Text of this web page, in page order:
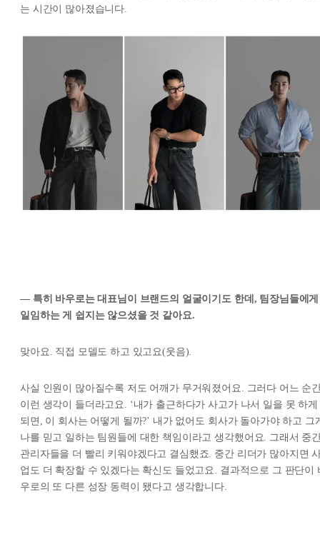
는 시간이 많아졌습니다.
— 특히 바우로는 대표님이 브랜드의 얼굴이기도 한데, 팀장님들에게
일임하는 게 쉽지는 않으셨을 것 같아요.
맞아요. 직접 모델도 하고 있고요(웃음).
사실 인원이 많아질수록 저도 어깨가 무거워졌어요. 그러다 어느 순
이런 생각이 들더라고요. ‘내가 출근하다가 사고가 나서 일을 못 하게
되면, 이 회사는 어떻게 될까?’ 내가 없어도 회사가 돌아가야 하고 그
나를 믿고 일하는 팀원들에 대한 책임이라고 생각했어요. 그래서 중
관리자들을 더 빨리 키워야겠다고 결심했죠. 중간 리더가 많아지면
업도 더 확장할 수 있겠다는 확신도 들었고요. 결과적으로 그 판단이
우로의 또 다른 성장 동력이 됐다고 생각합니다.